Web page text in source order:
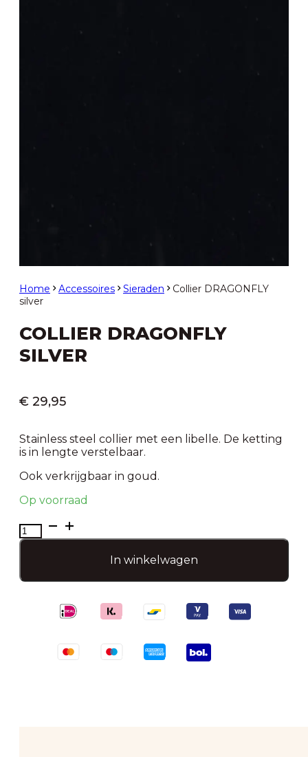
Home Accessoires Sieraden
Collier DRAGONFLY
silver
COLLIER DRAGONFLY
SILVER
€ 29,95
Stainless steel collier met een libelle. De ketting
is in lengte verstelbaar.
Ook verkrijgbaar in goud.
Op voorraad
Collier
DRAGONFLY
In winkelwagen